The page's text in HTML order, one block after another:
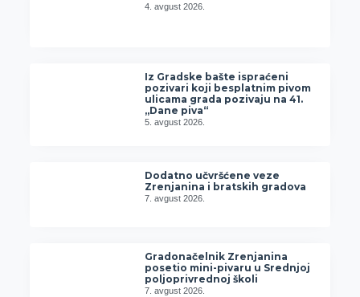
4. avgust 2026.
Iz Gradske bašte ispraćeni
pozivari koji besplatnim pivom
ulicama grada pozivaju na 41.
„Dane piva“
5. avgust 2026.
Dodatno učvršćene veze
Zrenjanina i bratskih gradova
7. avgust 2026.
Gradonačelnik Zrenjanina
posetio mini-pivaru u Srednjoj
poljoprivrednoj školi
7. avgust 2026.